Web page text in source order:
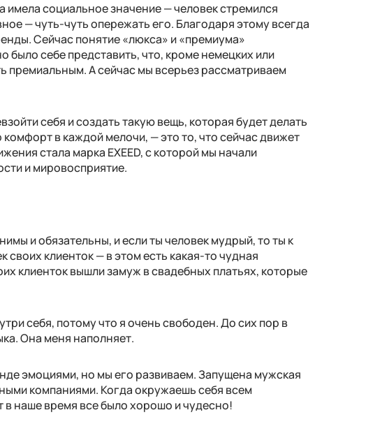
социальное значение — человек стремился
— чуть-чуть опережать его. Благодаря этому всегда
Сейчас понятие «люкса» и «премиума»
себе представить, что, кроме немецких или
премиальным. А сейчас мы всерьез рассматриваем
себя и создать такую вещь, которая будет делать
в каждой мелочи, — это то, что сейчас движет
стала марка EXEED, с которой мы начали
и мировосприятие.
и обязательны, и если ты человек мудрый, то ты к
клиенток — в этом есть какая-то чудная
клиенток вышли замуж в свадебных платьях, которые
себя, потому что я очень свободен. До сих пор в
Она меня наполняет.
эмоциями, но мы его развиваем. Запущена мужская
компаниями. Когда окружаешь себя всем
в наше время все было хорошо и чудесно!